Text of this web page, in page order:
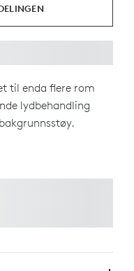
til enda flere rom
lydbehandling